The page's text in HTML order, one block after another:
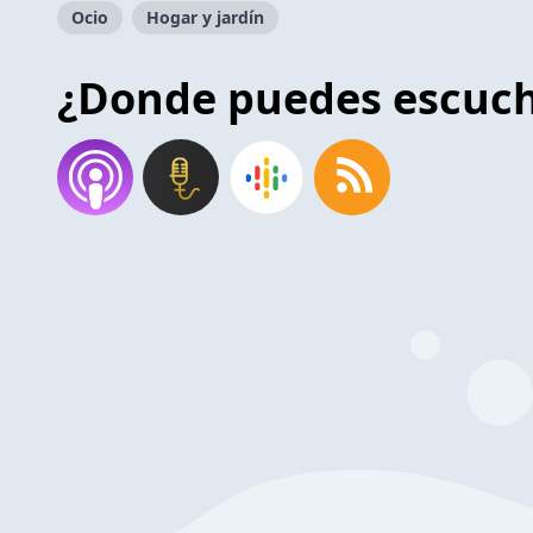
Ocio Hogar y jardín
¿Donde puedes